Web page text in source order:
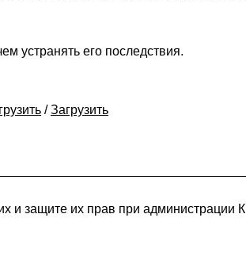
устранять его последствия.
/Загрузить
и защите их прав при администрации